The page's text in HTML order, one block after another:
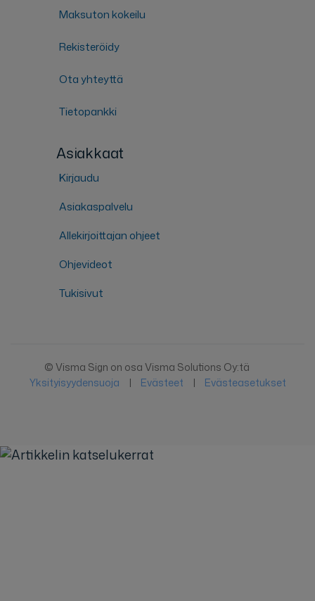
Maksuton kokeilu
Rekisteröidy
Ota yhteyttä
Tietopankki
Asiakkaat
Kirjaudu
Asiakaspalvelu
Allekirjoittajan ohjeet
Ohjevideot
Tukisivut
© Visma Sign on osa Visma Solutions Oy:tä
Yksityisyydensuoja
| Evästeet | Evästeasetukset